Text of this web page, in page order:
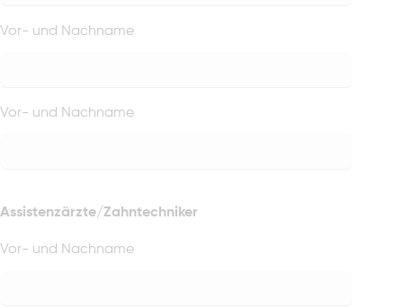
Vor- und Nachname
Vor- und Nachname
Assistenzärzte/Zahntechniker
Vor- und Nachname